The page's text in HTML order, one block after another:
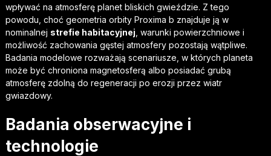
wpływać na atmosferę planet bliskich gwieździe. Z tego
powodu, choć geometria orbity Proxima b znajduje ją w
nominalnej strefie habitacyjnej , warunki powierzchniowe i
możliwość zachowania gęstej atmosfery pozostają wątpliwe.
Badania modelowe rozważają scenariusze, w których planeta
może być chroniona magnetosferą albo posiadać grubą
atmosferę zdolną do regeneracji po erozji przez wiatr
gwiazdowy.
Badania obserwacyjne i
technologie